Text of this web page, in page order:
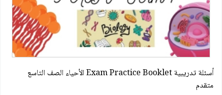
أسئلة تدريبية Exam Practice Booklet الأحياء الصف التاسع
متقدم